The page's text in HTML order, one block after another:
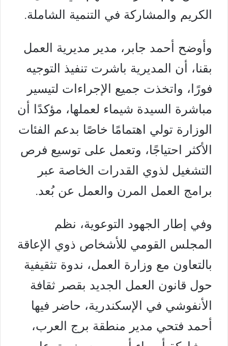
الكريم والمشاركة في التنمية الشاملة.
وأوضح أحمد جابر، مدير مديرية العمل
بقنا، أن المديرية باشرت تنفيذ التوجيه
فورًا، واتخذت جميع الإجراءات لتيسير
مباشرة السيدة شيماء لعملها، مؤكدًا أن
الوزارة تولي اهتمامًا خاصًا بدعم الفئات
الأكثر احتياجًا، وتعمل على توسيع فرص
التشغيل لذوي القدرات الخاصة عبر
برامج العمل المرن والعمل عن بُعد.
وفي إطار الجهود التوعوية، نظم
المجلس القومي للأشخاص ذوي الإعاقة
بالتعاون مع وزارة العمل، ندوة تثقيفية
حول قانون العمل الجديد بقصر ثقافة
الأنفوشي في الإسكندرية، حاضر فيها
أحمد فتحي مدير منطقة برج العرب،